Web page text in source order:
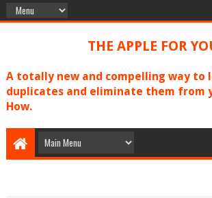
THE APPLE FOR
A totally new and compelling way to
duplicates and eliminate them from
How.